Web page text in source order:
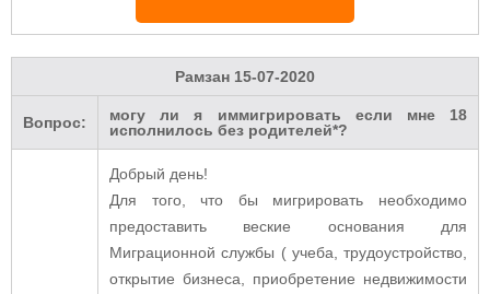
Рамзан 15-07-2020
Вопрос:
могу ли я иммигрировать если мне 18
исполнилось без родителей*?
Добрый день!
Для того, что бы мигрировать необходимо
предоставить веские основания для
Миграционной службы ( учеба, трудоустройство,
открытие бизнеса, приобретение недвижимости